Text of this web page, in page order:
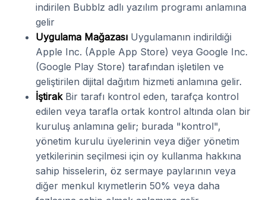
indirilen Bubblz adlı yazılım programı anlamına
gelir
Uygulama Mağazası Uygulamanın indirildiği
Apple Inc. (Apple App Store) veya Google Inc.
(Google Play Store) tarafından işletilen ve
geliştirilen dijital dağıtım hizmeti anlamına gelir.
İştirakBir tarafı kontrol eden, tarafça kontrol
edilen veya tarafla ortak kontrol altında olan bir
kuruluş anlamına gelir; burada "kontrol",
yönetim kurulu üyelerinin veya diğer yönetim
yetkilerinin seçilmesi için oy kullanma hakkına
sahip hisselerin, öz sermaye paylarının veya
diğer menkul kıymetlerin 50% veya daha